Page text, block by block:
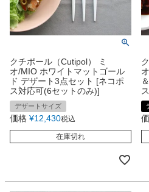
クチポール（Cutipol） ミ
オ/MIO ホワイトマットゴール
ド デザート3点セット [ネコポ
ス対応可(6セットのみ)]
デザートサイズ
価格 ¥12,430税込
在庫切れ